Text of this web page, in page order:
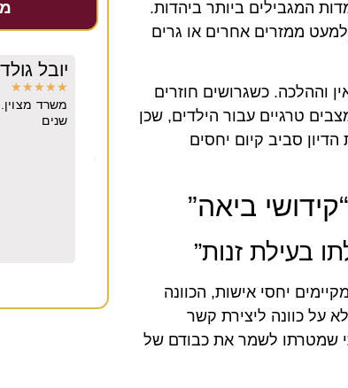
המגבילים ביותר ביהדות.
ממזרים אחרים או גרים
וההלכה. כשגרושים חוזרים
טרגיים עבור הילדים, שכן
סביב קיום יחסים
ביאה”
בעילת זנות”
יחסי אישות, הכוונה
על כוונה ליצירת קשר
שמטרתו לשמר את כבודם של
קודם כל חשוב לי לומר שאלינור בנאדם.
הראשונה היה לי חיבור וכימיה איתה.
סובלנית, קשובה, נעימה, ישרה לא חיפשה
התיק אלא ללכת בדרך היפה בלי משפטים
להסביר עורכת דין מנוסה עם סופררר הבנה
במה שהיא עושה אלינור הביאה אותי למקום
וחזק.
יובל
★
★
★
★
★
משרד
שנים